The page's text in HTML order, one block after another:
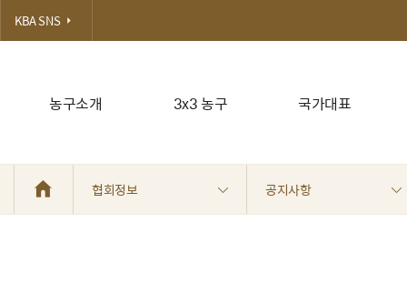
농구소개 3x3 농구 국가대표
KBA SNS
협회정보 공지사항